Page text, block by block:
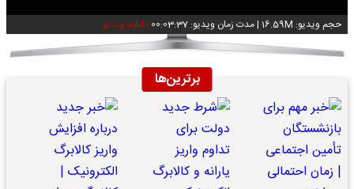
حجم ویدیو: 16.59M |مدت زمان ویدیو: 00:03:37 دانلود ویدیو
برترین‌ها